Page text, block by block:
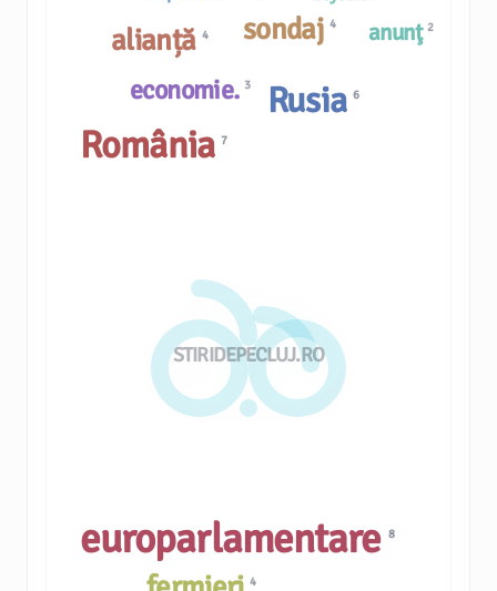
STIRIDEPECLUJ.RO
Rusia6
europarlamentare8
România7
anunţ 2
alianță 4 sondaj4
4
economie. 3